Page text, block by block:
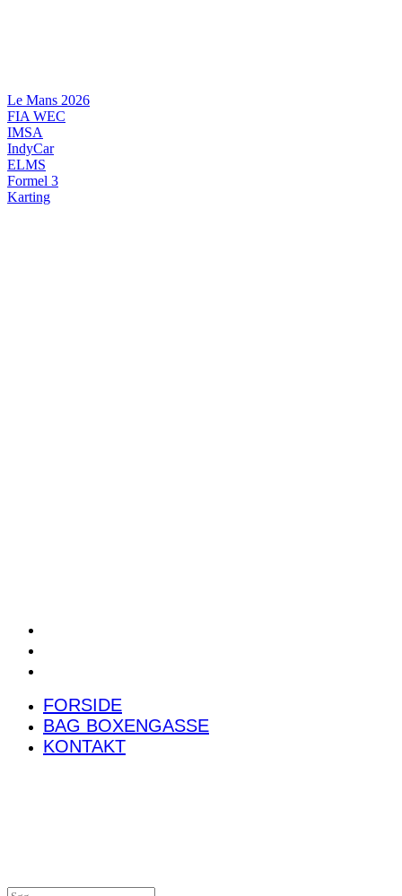
Le Mans 2026
FIA WEC
IMSA
IndyCar
ELMS
Formel 3
Karting
FORSIDE
BAG BOXENGASSE
KONTAKT